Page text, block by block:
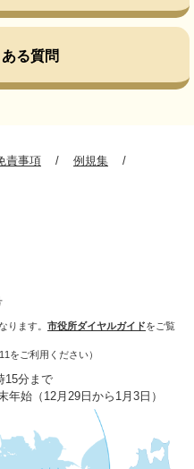
る質問
責事項 例規集
ります。 市役所ダイヤルガイドをご覧
をご利用ください）
15分まで
始（12月29日から1月3日）